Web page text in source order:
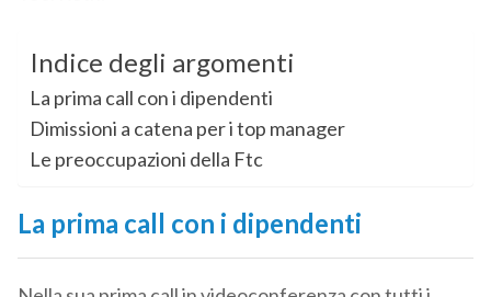
Indice degli argomenti
La prima call con i dipendenti
Dimissioni a catena per i top manager
Le preoccupazioni della Ftc
La prima call con i dipendenti